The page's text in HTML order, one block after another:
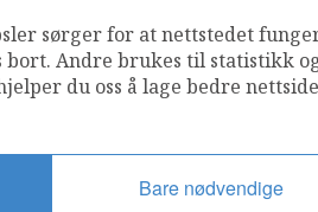
sørger for at nettstedet
Andre brukes til statistikk
du oss å lage bedre
Bare nødvendige